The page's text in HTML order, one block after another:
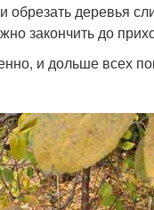
деревья
закончить до
и дольше всех